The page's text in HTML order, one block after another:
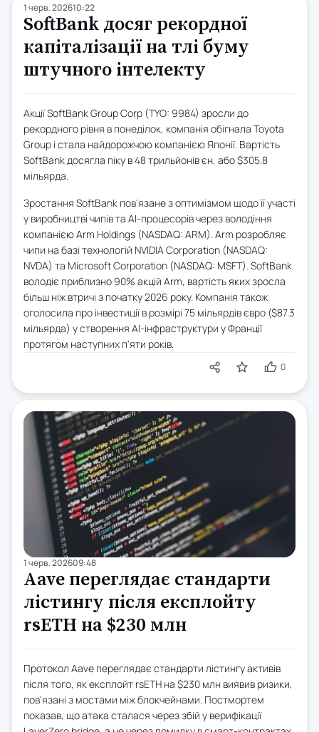
1 черв. 202610:22
SoftBank досяг рекордної
капіталізації на тлі буму
штучного інтелекту
Акції SoftBank Group Corp (TYO: 9984) зросли до
рекордного рівня в понеділок, компанія обігнала Toyota
Group і стала найдорожчою компанією Японії. Вартість
SoftBank досягла піку в 48 трильйонів єн, або $305.8
мільярда.
Зростання SoftBank пов'язане з оптимізмом щодо її участі
у виробництві чипів та AI-процесорів через володіння
компанією Arm Holdings (NASDAQ: ARM). Arm розробляє
чипи на базі технологій NVIDIA Corporation (NASDAQ:
NVDA) та Microsoft Corporation (NASDAQ: MSFT). SoftBank
володіє приблизно 90% акцій Arm, вартість яких зросла
більш ніж втричі з початку 2026 року. Компанія також
оголосила про інвестиції в розмірі 75 мільярдів євро ($87.3
мільярда) у створення AI-інфраструктури у Франції
протягом наступних п'яти років.
0
1 черв. 202609:48
Aave переглядає стандарти
лістингу після експлойту
rsETH на $230 млн
Протокол Aave переглядає стандарти лістингу активів
після того, як експлойт rsETH на $230 млн виявив ризики,
пов'язані з мостами між блокчейнами. Постмортем
показав, що атака сталася через збій у верифікації